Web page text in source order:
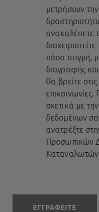
μετρήσουν
ανακαλέσετε
πάσα στιγμή,
διαγραφής
θα βρείτε
σχετικά με
δεδομένων
ανατρέξτε
Προσωπικών
Καταναλωτών
ΕΓΓΡΑΦΕΙΤΕ